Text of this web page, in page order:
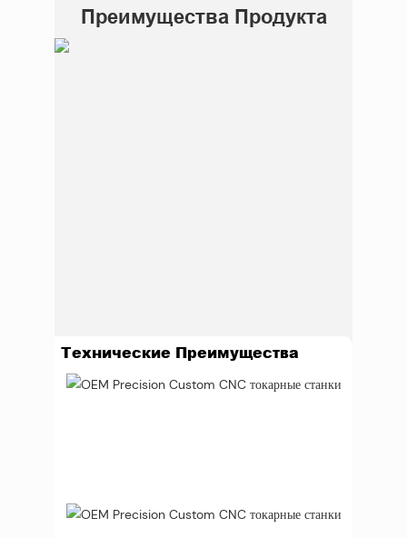
Преимущества Продукта
Технические Преимущества